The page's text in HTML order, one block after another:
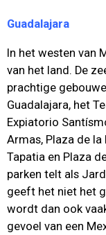
Guadalajara
In het westen van
van het land. De
prachtige
Guadalajara, het
Expiatorio
Armas, Plaza de la
Tapatia en Plaza
parken telt als
geeft het niet het
wordt dan ook
gevoel van een